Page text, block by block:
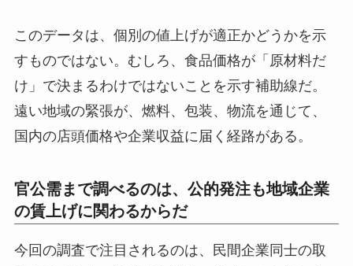
このデータは、個別の値上げが適正かどうかを示
すものではない。むしろ、食品価格が「原材料だ
け」で決まるわけではないことを示す補助線だ。
遠い地域の緊張が、燃料、包装、物流を通じて、
国内の店頭価格や企業収益に届く経路がある。
官公需まで調べるのは、公的発注も地域企業
の賃上げに関わるからだ
今回の調査で注目されるのは、民間企業同士の取